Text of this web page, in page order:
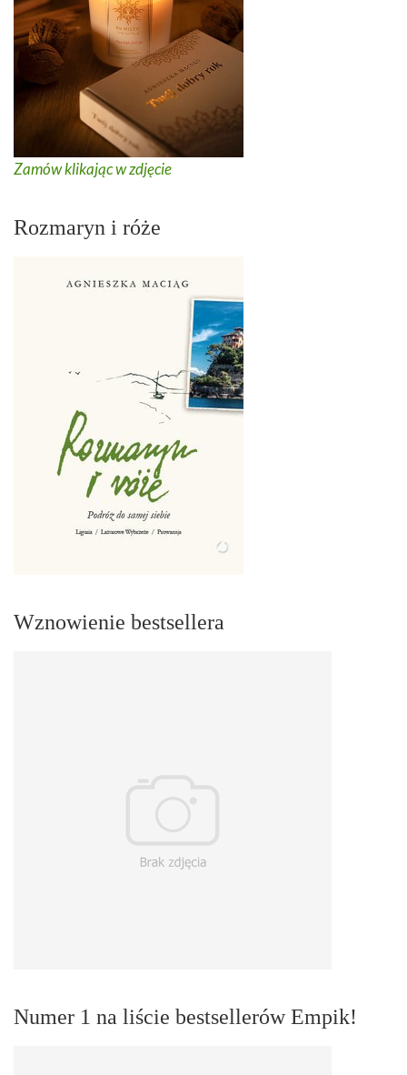
Zamów klikając w zdjęcie
Rozmaryn i róże
Wznowienie bestsellera
Numer 1 na liście bestsellerów Empik!